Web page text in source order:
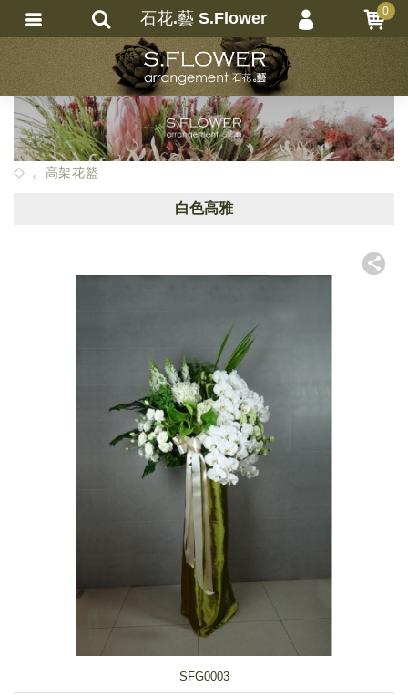
。高架花籃
白色高雅
SFG0003
石花.藝 S.Flower 0
會員登入
會員註冊
忘記密碼
訂單查詢
繁體中文